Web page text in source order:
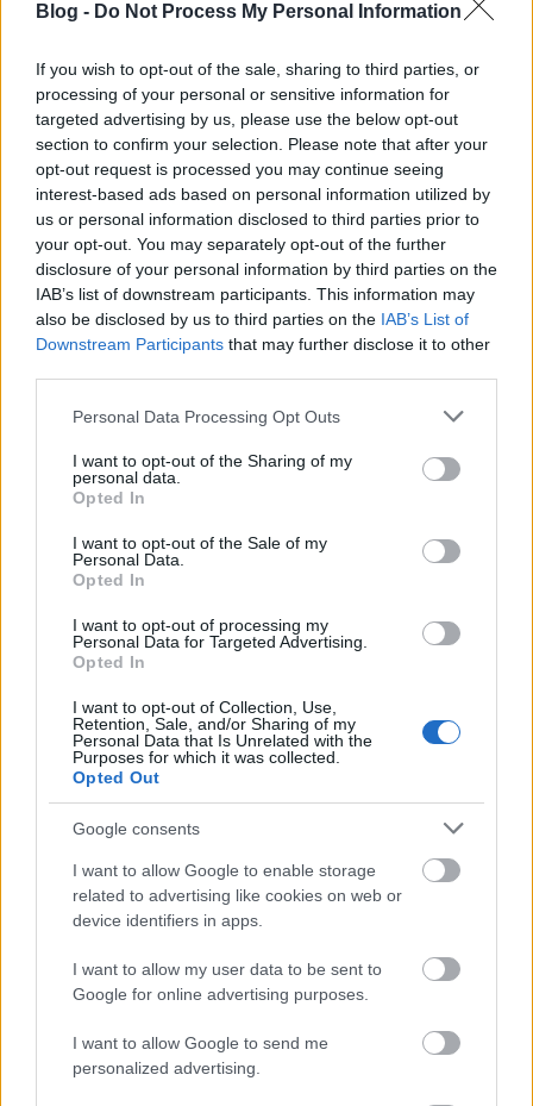
Blog - Do Not Process My Personal Information
If you wish to opt-out of the sale, sharing to third parties, or
processing of your personal or sensitive information for
targeted advertising by us, please use the below opt-out
section to confirm your selection. Please note that after your
opt-out request is processed you may continue seeing
interest-based ads based on personal information utilized by
us or personal information disclosed to third parties prior to
your opt-out. You may separately opt-out of the further
disclosure of your personal information by third parties on the
IAB’s list of downstream participants. This information may
also be disclosed by us to third parties on the IAB’s List of
Downstream Participants that may further disclose it to other
Please note that this website/app uses one or more Google
not limited to your visit or usage behaviour. You may click to
grant or deny consent to Google and its third-party tags to
use your data for below specified purposes in below Google
consent section.
Personal Data Processing Opt Outs
I want to opt-out of the Sharing of my
personal data.
Opted In
I want to opt-out of the Sale of my
Personal Data.
Opted In
I want to opt-out of processing my
Personal Data for Targeted Advertising.
Opted In
I want to opt-out of Collection, Use,
Retention, Sale, and/or Sharing of my
Personal Data that Is Unrelated with the
Purposes for which it was collected.
Opted Out
Google consents
I want to allow Google to enable storage
related to advertising like cookies on web or
device identifiers in apps.
I want to allow my user data to be sent to
Google for online advertising purposes.
I want to allow Google to send me
personalized advertising.
szinkronhangok: rocketman
szinkronhangok: éretlenségi
szinkronhangok: aladdin
12 éve
A filmnek rém gyenge szinkronja volt, leginkább
bukdácsolt, főleg a drámai részekben, habár Aaron
Johnson fapofája még a magyar hangon is átjött,
nem vittek el a szalagavatóra. Na de nem ehhez
akartam hozzászólni, hanem ehhez: